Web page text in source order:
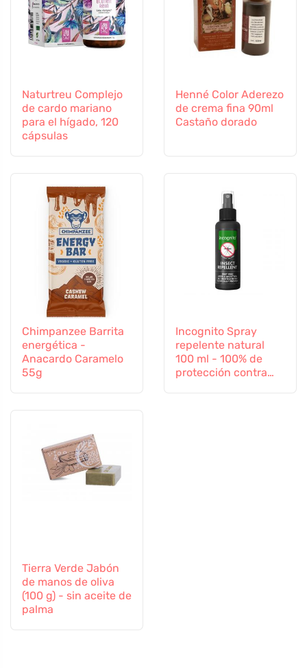
Naturtreu Complejo
de cardo mariano
para el hígado, 120
cápsulas
Henné Color Aderezo
de crema fina 90ml
Castaño dorado
Chimpanzee Barrita
energética -
Anacardo Caramelo
55g
Incognito Spray
repelente natural
100 ml - 100% de
protección contra
Tierra Verde Jabón
de manos de oliva
(100 g) - sin aceite de
palma